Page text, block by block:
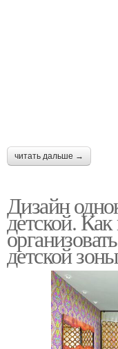
читать дальше →
Дизайн
детской.
детской зоны